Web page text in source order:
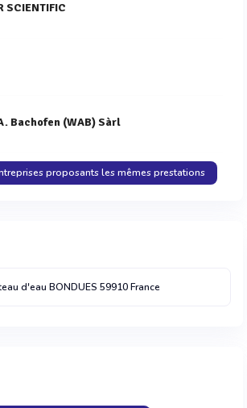
SCIENTIFIC
Bachofen (WAB) Sàrl
proposants les mêmes prestations
d'eau BONDUES 59910France